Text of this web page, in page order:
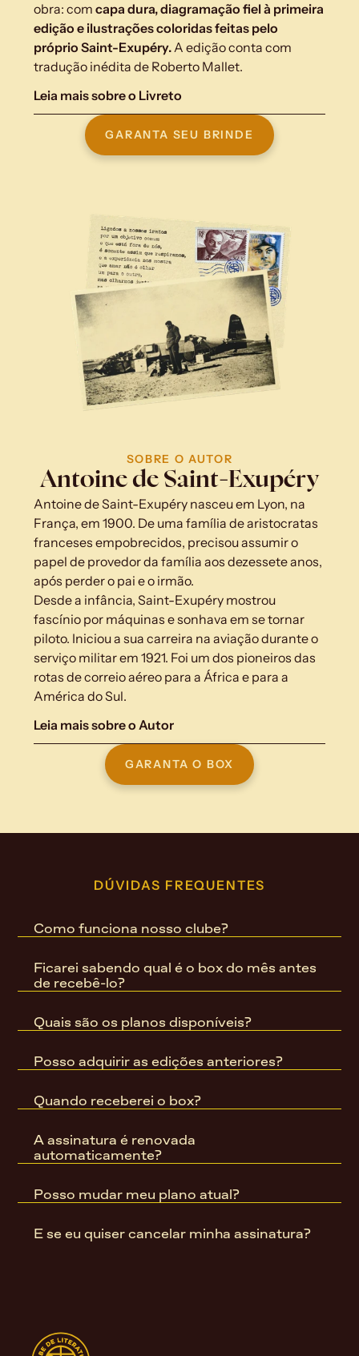
obra: com capa dura, diagramação fiel à primeira
edição e ilustrações coloridas feitas pelo
próprio Saint-Exupéry. A edição conta com
tradução inédita de Roberto Mallet.
Leia mais sobre o Livreto
GARANTA SEU BRINDE
SOBRE O AUTOR
Antoine de Saint-Exupéry
Antoine de Saint-Exupéry nasceu em Lyon, na
França, em 1900. De uma família de aristocratas
franceses empobrecidos, precisou assumir o
papel de provedor da família aos dezessete anos,
após perder o pai e o irmão.
Desde a infância, Saint-Exupéry mostrou
fascínio por máquinas e sonhava em se tornar
piloto. Iniciou a sua carreira na aviação durante o
serviço militar em 1921. Foi um dos pioneiros das
rotas de correio aéreo para a África e para a
América do Sul.
Leia mais sobre o Autor
GARANTA O BOX
DÚVIDAS FREQUENTES
Como funciona nosso clube?
Ficarei sabendo qual é o box do mês antes
de recebê-lo?
Quais são os planos disponíveis?
Posso adquirir as edições anteriores?
Quando receberei o box?
A assinatura é renovada
automaticamente?
Posso mudar meu plano atual?
E se eu quiser cancelar minha assinatura?